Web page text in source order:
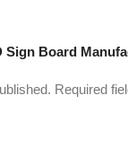
Board
Required